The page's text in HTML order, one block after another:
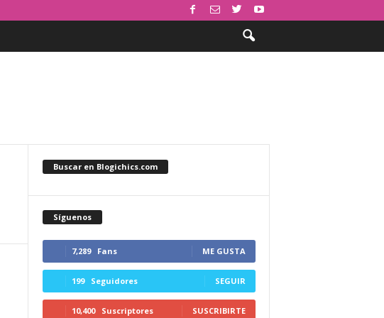
Buscar en Blogichics.com
Síguenos
7,289 Fans ME GUSTA
199 Seguidores SEGUIR
10,400 Suscriptores SUSCRIBIRTE